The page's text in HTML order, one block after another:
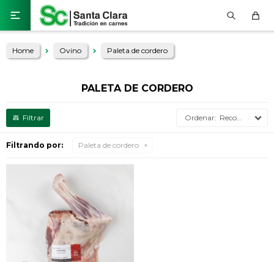

Home Ovino Paleta de cordero
PALETA DE CORDERO
Recomendados
Filtrando por: Paleta de cordero